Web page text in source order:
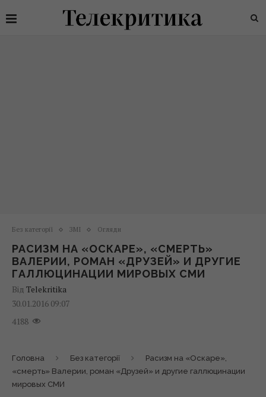
Без категорії ЗМІ Огляди
РАСИЗМ НА «ОСКАРЕ», «СМЕРТЬ»
ВАЛЕРИИ, РОМАН «ДРУЗЕЙ» И ДРУГИЕ
ГАЛЛЮЦИНАЦИИ МИРОВЫХ СМИ
Від Telekritika
30.01.2016 09:07
4188
Головна Без категорії
Расизм на «Оскаре»,
«смерть» Валерии, роман «Друзей» и другие галлюцинации
мировых СМИ